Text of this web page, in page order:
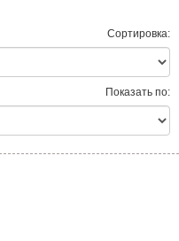
Сортировка:
Показать по: